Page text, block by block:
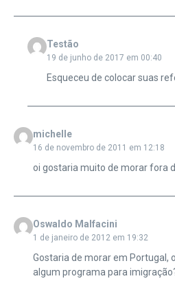
Testão
19 de junho de 2017 em 00:40
Esqueceu de colocar suas
michelle
16 de novembro de 2011 em 12:18
oi gostaria muito de morar fora
Oswaldo Malfacini
1 de janeiro de 2012 em 19:32
Gostaria de morar em Portugal,
algum programa para